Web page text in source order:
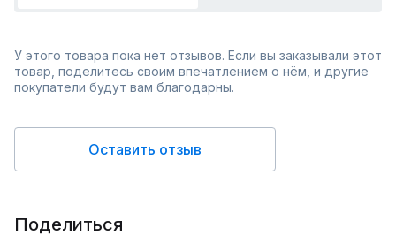
У этого товара пока нет отзывов. Если вы заказывали этот
товар, поделитесь своим впечатлением о нём, и другие
покупатели будут вам благодарны.
Оставить отзыв
Поделиться